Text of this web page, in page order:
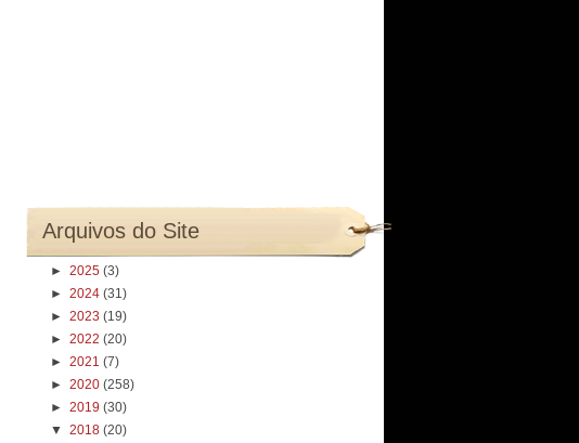
Arquivos do Site
► 2025 (3)
► 2024 (31)
► 2023 (19)
► 2022 (20)
► 2021 (7)
► 2020 (258)
► 2019 (30)
▼ 2018 (20)